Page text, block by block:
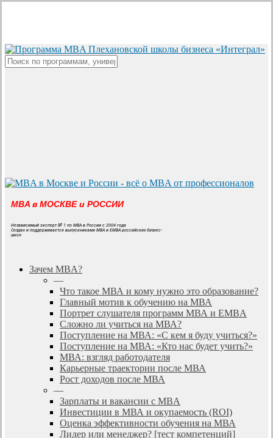
content
MBA в МОСКВЕ и РОССИИ
Независимый эксперт № 1 по MBA в России с 2004 года
Создан и поддерживается выпускниками MBA и EMBA российских бизнес-
школ
search
Menu
Зачем MBA?
—
Что такое МВА и кому нужно это образование?
Главный мотив к обучению на МВА
Портрет слушателя программ МВА и EMBA
Сложно ли учиться на МВА?
Поступление на МВА: «С кем я буду учиться?»
Поступление на МВА: «Кто нас будет учить?»
МВА: взгляд работодателя
Карьерные траектории после МВА
Рост доходов после МВА
—
Зарплаты и вакансии с MBA
Инвестиции в МВА и окупаемость (ROI)
Оценка эффективности обучения на МВА
Лидер или менеджер? [тест компетенций]